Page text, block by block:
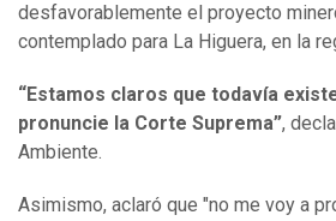
desfavorablemente el proyecto
contemplado para La Higuera, en la
“Estamos claros que todavía
pronuncie la Corte Suprema”,
Ambiente.
Asimismo, aclaró que "no me voy a